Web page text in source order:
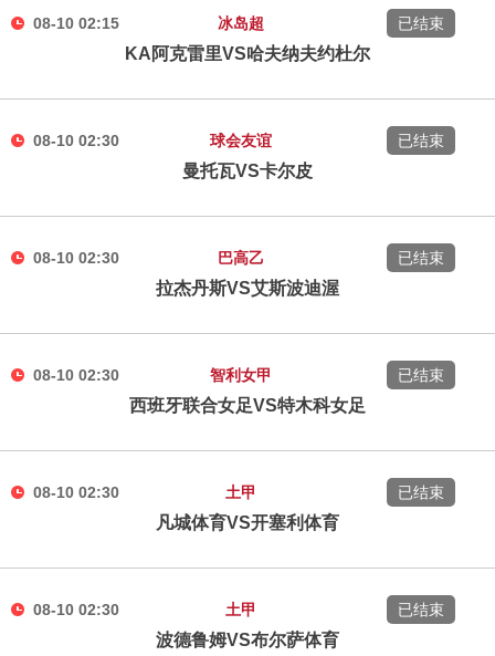
08-10 02:15 冰岛超
KA阿克雷里VS哈夫纳夫约杜尔
已结束
08-10 02:30 球会友谊
曼托瓦VS卡尔皮
已结束
08-10 02:30 巴高乙
拉杰丹斯VS艾斯波迪渥
已结束
08-10 02:30 智利女甲
西班牙联合女足VS特木科女足
已结束
08-10 02:30 土甲
凡城体育VS开塞利体育
已结束
08-10 02:30 土甲
波德鲁姆VS布尔萨体育
已结束